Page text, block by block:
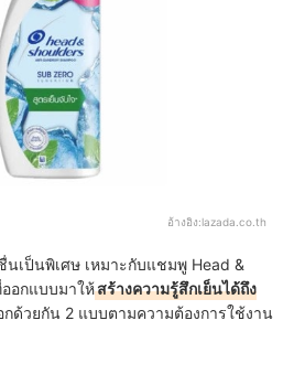
อ้างอิง:lazada.co.th
เป็นพิเศษ เหมาะกับแชมพู Head &
อกแบบมาให้สร้างความรู้สึกเย็นได้ถึง
กด้วยกัน 2 แบบตามความต้องการใช้งาน